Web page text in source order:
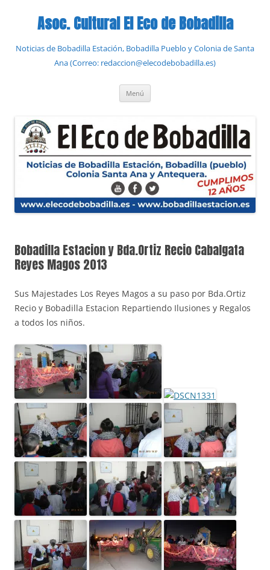
contenidoAsoc. Cultural El Eco de Bobadilla
Noticias de Bobadilla Estación, Bobadilla Pueblo y Colonia de Santa
Ana (Correo: redaccion@elecodebobadilla.es)
Menú
Bobadilla Estacion y Bda.Ortiz Recio Cabalgata
Reyes Magos 2013
Sus Majestades Los Reyes Magos a su paso por Bda.Ortiz
Recio y Bobadilla Estacion Repartiendo Ilusiones y Regalos
a todos los niños.